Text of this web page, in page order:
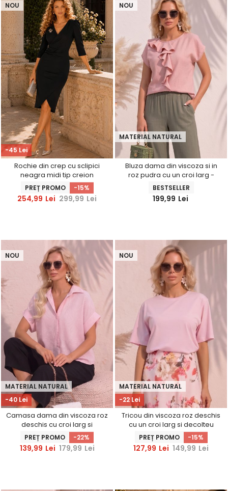
-45 Lei
NOU
Rochie din crep cu sclipici
neagra midi tip creion
accesorizata cu brosa si
decolteu petrecut -
StarShinerS
PREȚ PROMO -15%
254,99 Lei 299,99 Lei
MATERIAL NATURAL
NOU
Bluza dama din viscoza si in
roz pudra cu un croi larg -
StarShinerS
BESTSELLER
199,99 Lei
-40 Lei
MATERIAL NATURAL
NOU
Camasa dama din viscoza roz
deschis cu croi larg si
decolteu in v
PREȚ PROMO -22%
139,99 Lei 179,99 Lei
-22 Lei
MATERIAL NATURAL
NOU
Tricou din viscoza roz deschis
cu un croi larg si decolteu
rotunjit
PREȚ PROMO -15%
127,99 Lei 149,99 Lei